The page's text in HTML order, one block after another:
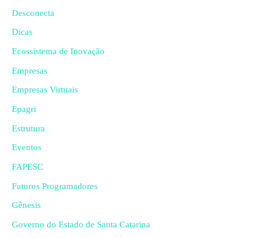
Desconecta
Dicas
Ecossistema de Inovação
Empresas
Empresas Virtuais
Epagri
Estrutura
Eventos
FAPESC
Futuros Programadores
Gênesis
Governo do Estado de Santa Catarina